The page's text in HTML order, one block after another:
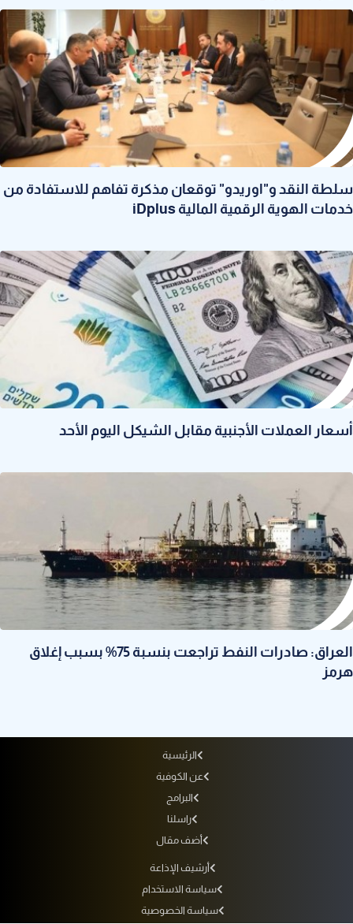
سلطة النقد و"اوريدو" توقعان مذكرة تفاهم للاستفادة من
خدمات الهوية الرقمية المالية iDplus
أسعار العملات الأجنبية مقابل الشيكل اليوم الأحد
العراق: صادرات النفط تراجعت بنسبة 75% بسبب إغلاق
هرمز
الرئيسية
عن الكوفية
البرامج
راسلنا
أضف مقال
أرشيف الإذاعة
سياسة الاستخدام
سياسة الخصوصية